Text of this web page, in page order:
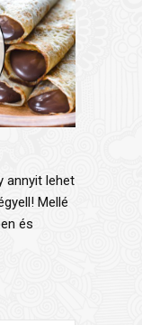
annyit lehet
Mellé
és